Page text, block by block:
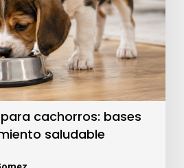
cachorros: bases
saludable